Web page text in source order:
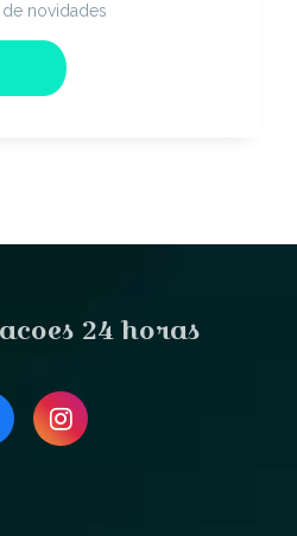
novidades
24 horas